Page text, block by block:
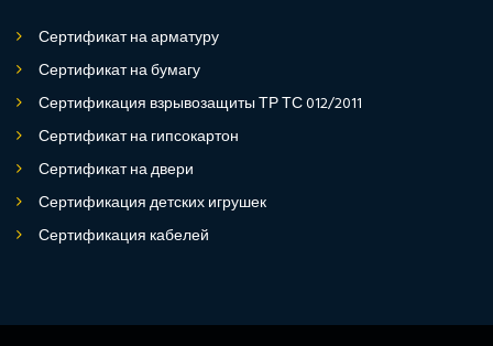
Сертификат на арматуру
Сертификат на бумагу
Сертификация взрывозащиты ТР ТС 012/2011
Сертификат на гипсокартон
Сертификат на двери
Сертификация детских игрушек
Сертификация кабелей